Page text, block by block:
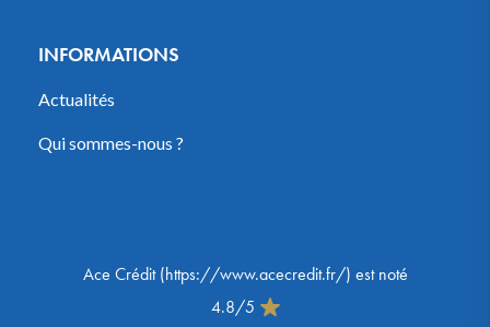
INFORMATIONS
Actualités
Qui sommes-nous ?
Ace Crédit(https://www.acecredit.fr/) est noté
4.8/5